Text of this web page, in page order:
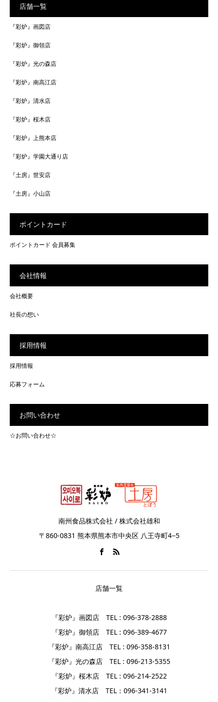
店舗一覧
『彩炉』画図店
『彩炉』御領店
『彩炉』光の森店
『彩炉』南高江店
『彩炉』清水店
『彩炉』桜木店
『彩炉』上熊本店
『彩炉』学園大通り店
『土房』世安店
『土房』小山店
ポイントカード
ポイントカード 会員募集
会社情報
会社概要
社長の想い
採用情報
採用情報
応募フォーム
お問い合わせ
☆お問い合わせ☆
南州食品株式会社 / 株式会社雄和
〒860-0831 熊本県熊本市中央区 八王寺町4−5
店舗一覧
『彩炉』画図店 TEL : 096-378-2888
『彩炉』御領店 TEL : 096-389-4677
『彩炉』南高江店 TEL : 096-358-8131
『彩炉』光の森店 TEL : 096-213-5355
『彩炉』桜木店 TEL : 096-214-2522
『彩炉』清水店 TEL：096-341-3141